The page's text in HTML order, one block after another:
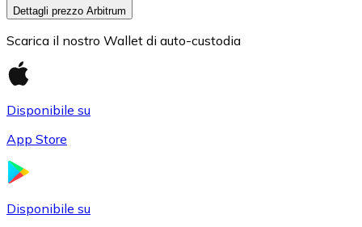
Dettagli prezzo Arbitrum
Scarica il nostro Wallet di auto-custodia
Disponibile su
App Store
Disponibile su